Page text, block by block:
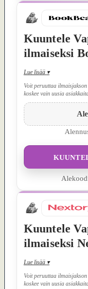
Kuuntele
ilmaiseksi
Lue lisää ▾
Voit peruuttaa
koskee vain uusia
Kuuntele
ilmaiseksi
Lue lisää ▾
Voit peruuttaa
koskee vain uusia